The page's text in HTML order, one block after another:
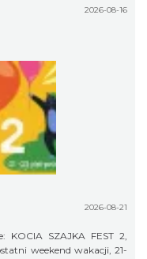
2026-08-16
2026-08-21
KOCIA SZAJKA FEST 2,
weekend wakacji, 21-